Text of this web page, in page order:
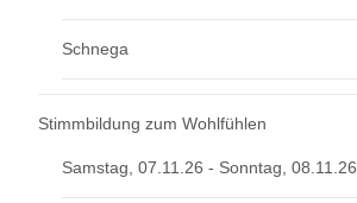
Schnega
Stimmbildung zum Wohlfühlen
Samstag, 07.11.26 - Sonntag, 08.11.26